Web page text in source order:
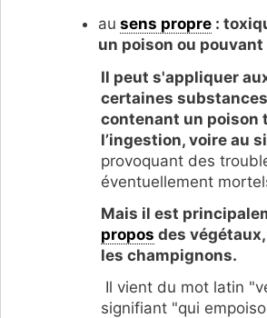
au sens propre:
un poison ou
Il peut s'appliquer
certaines
contenant un poison
l’ingestion, voire au
provoquant des
éventuellement
Mais il est
propos des
les champignons.
Il vient du mot latin
signifiant "qui